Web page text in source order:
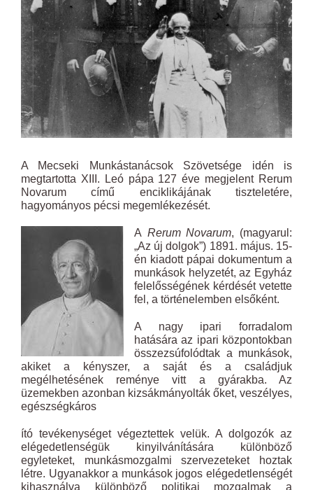
A Mecseki Munkástanácsok Szövetsége idén is
megtartotta XIII. Leó pápa 127 éve megjelent Rerum
Novarum című enciklikájának tiszteletére,
hagyományos pécsi megemlékezését.
A Rerum Novarum, (magyarul:
„Az új dolgok”) 1891. május. 15-
én kiadott pápai dokumentum a
munkások helyzetét, az Egyház
felelősségének kérdését vetette
fel, a történelemben elsőként.
A nagy ipari forradalom
hatására az ipari központokban
összezsúfolódtak a munkások,
akiket a kényszer, a saját és a családjuk
megélhetésének reménye vitt a gyárakba. Az
üzemekben azonban kizsákmányolták őket, veszélyes,
egészségkáros
ító tevékenységet végeztettek velük. A dolgozók az
elégedetlenségük kinyilvánítására különböző
egyleteket, munkásmozgalmi szervezeteket hoztak
létre. Ugyanakkor a munkások jogos elégedetlenségét
kihasználva különböző politikai mozgalmak a